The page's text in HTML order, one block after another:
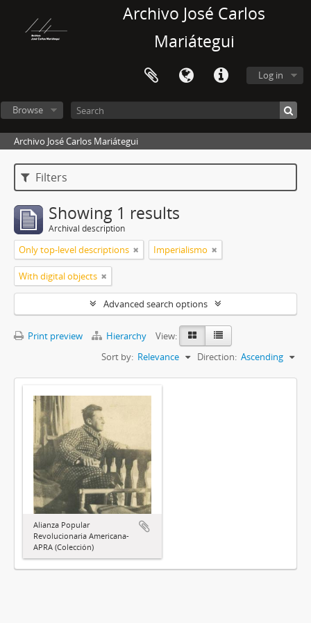
Archivo José Carlos
Mariátegui
Log in
Browse
Archivo José Carlos Mariátegui
Filters
Showing 1 results
Archival description
Only top-level descriptions Imperialismo
With digital objects
Advanced search options
Print preview Hierarchy
View:
Sort by: Relevance Direction: Ascending
Alianza Popular
Revolucionaria Americana-
APRA (Colección)